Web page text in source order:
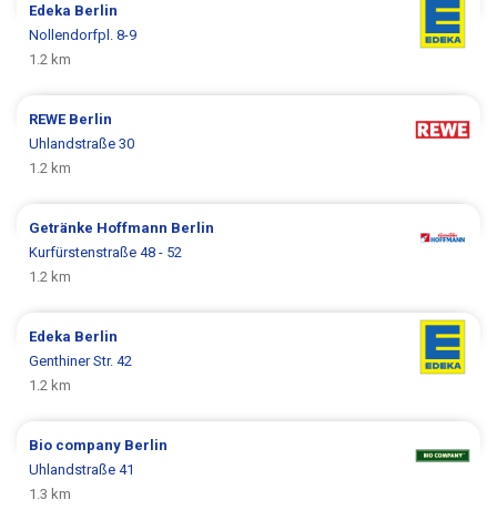
Edeka Berlin
Nollendorfpl. 8-9
1.2 km
REWE Berlin
Uhlandstraße 30
1.2 km
Getränke Hoffmann Berlin
Kurfürstenstraße 48 - 52
1.2 km
Edeka Berlin
Genthiner Str. 42
1.2 km
Bio company Berlin
Uhlandstraße 41
1.3 km